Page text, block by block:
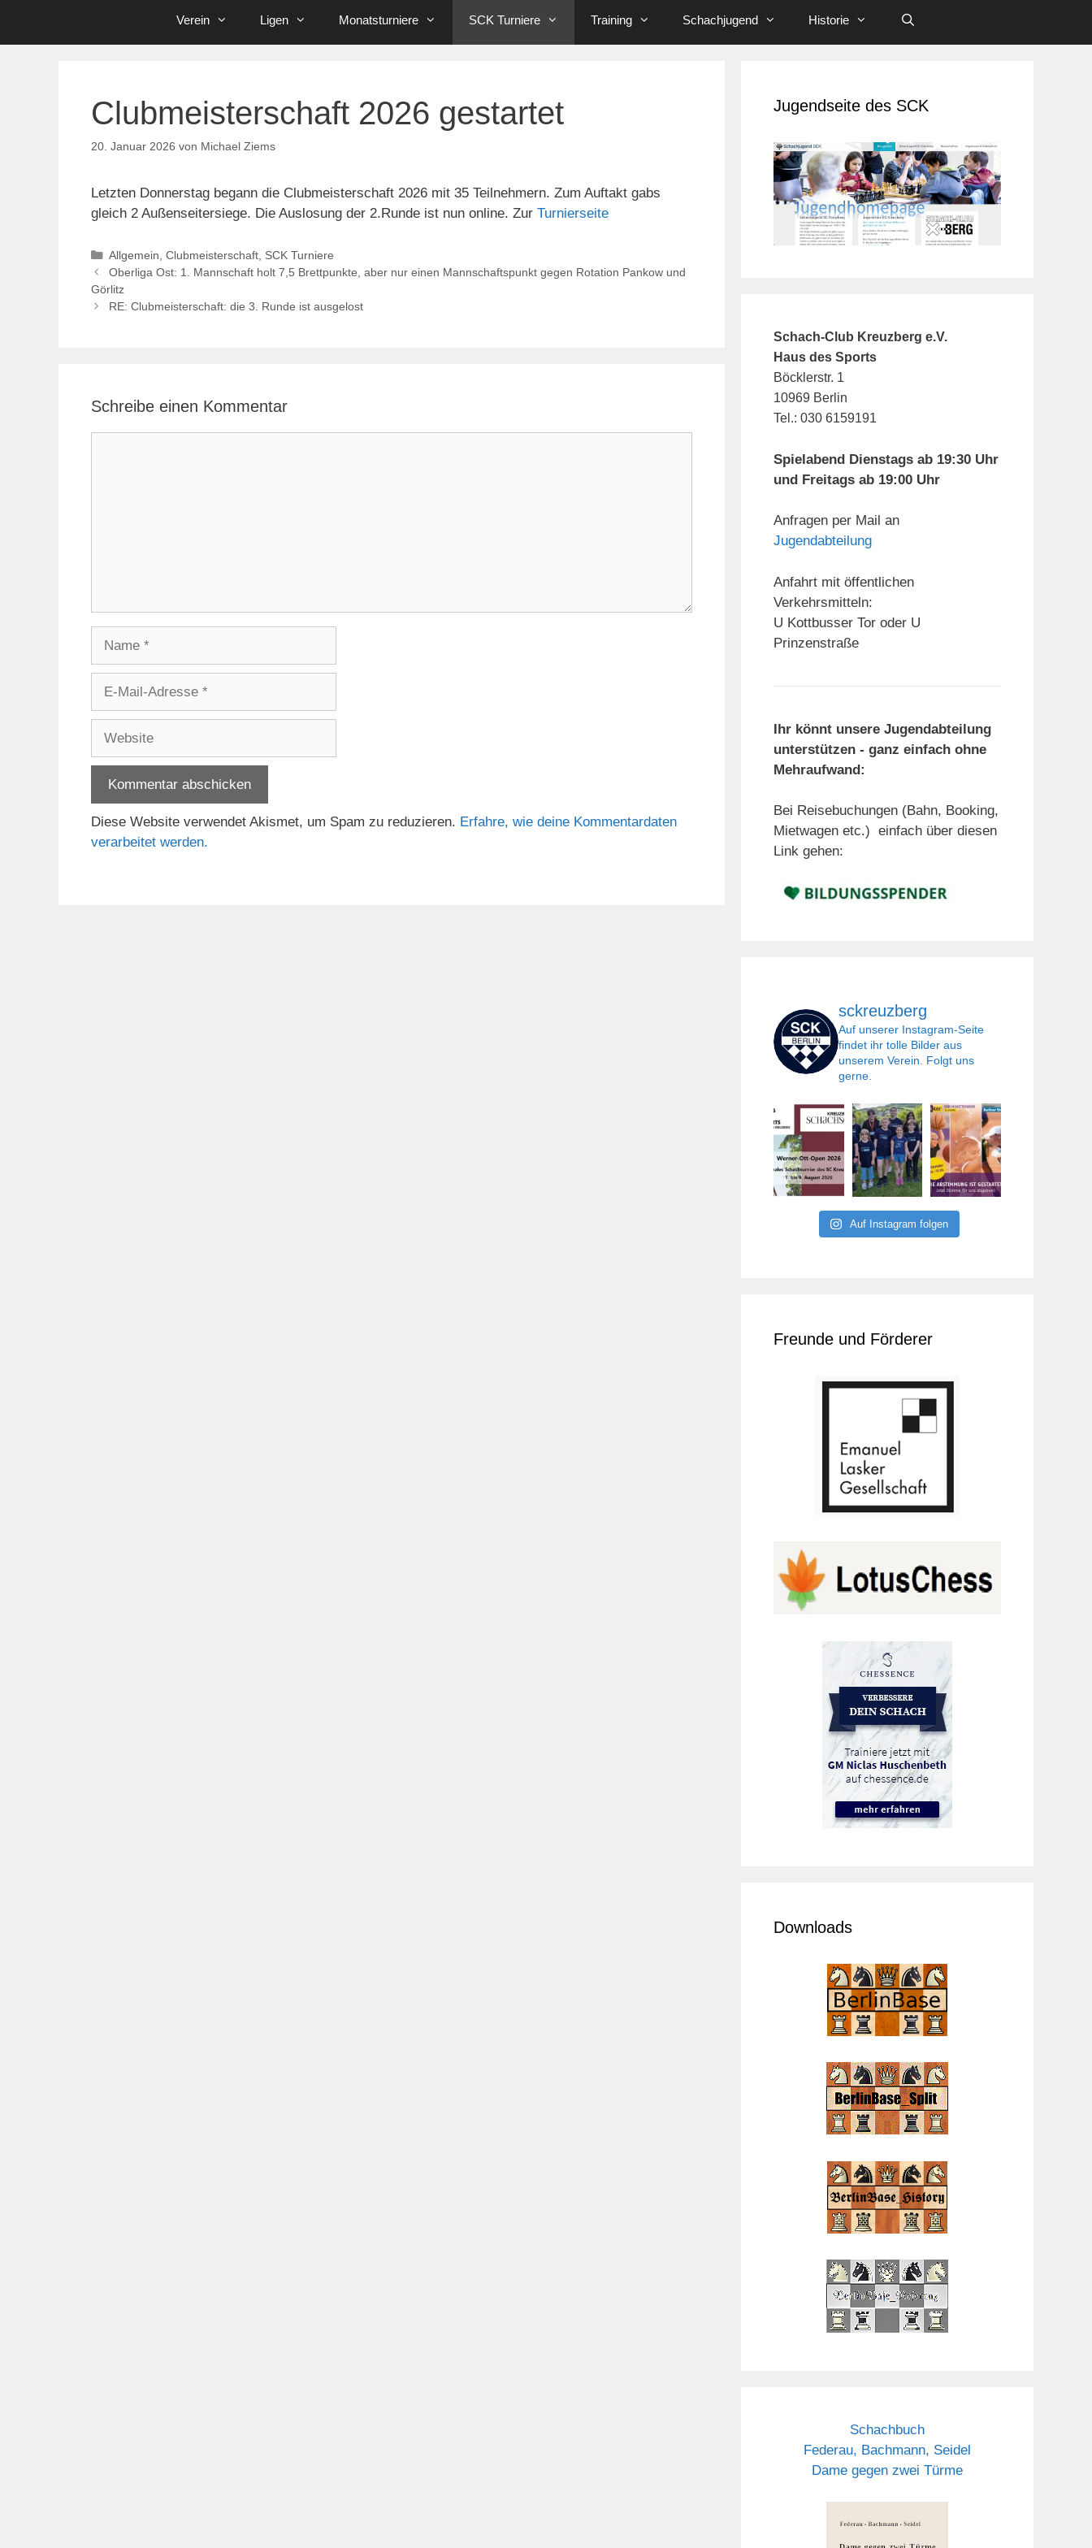
Verein Ligen Monatsturniere SCK Turniere Training Schachjugend Historie
Clubmeisterschaft 2026 gestartet
20. Januar 2026 von Michael Ziems
Letzten Donnerstag begann die Clubmeisterschaft 2026 mit 35 Teilnehmern. Zum Auftakt gabs
gleich 2 Außenseitersiege. Die Auslosung der 2.Runde ist nun online. Zur Turnierseite
Kategorien
Allgemein Clubmeisterschaft, SCK Turniere
Oberliga Ost: 1. Mannschaft holt 7,5 Brettpunkte, aber nur einen Mannschaftspunkt gegen Rotation Pankow und
Görlitz
RE: Clubmeisterschaft: die 3. Runde ist ausgelost
Schreibe einen Kommentar
Adresse
Diese Website verwendet Akismet, um Spam zu reduzieren. Erfahre, wie deine Kommentardaten
verarbeitet werden.
Jugendseite des SCK
Schach-Club Kreuzberg e.V.
Haus des Sports
Böcklerstr. 1
10969 Berlin
Tel.: 030 6159191
Spielabend Dienstags ab 19:30 Uhr
und Freitags ab 19:00 Uhr
Anfragen per Mail an
Jugendabteilung
Anfahrt mit öffentlichen
Verkehrsmitteln:
U Kottbusser Tor oder U
Prinzenstraße
Ihr könnt unsere Jugendabteilung
unterstützen - ganz einfach ohne
Mehraufwand:
Bei Reisebuchungen (Bahn, Booking,
Mietwagen etc.) einfach über diesen
Link gehen:
sckreuzberg
Auf unserer Instagram-Seite
findet ihr tolle Bilder aus
unserem Verein. Folgt uns
gerne.
Auf Instagram folgen
Freunde und Förderer
Downloads
Schachbuch
Federau, Bachmann, Seidel
Dame gegen zwei Türme